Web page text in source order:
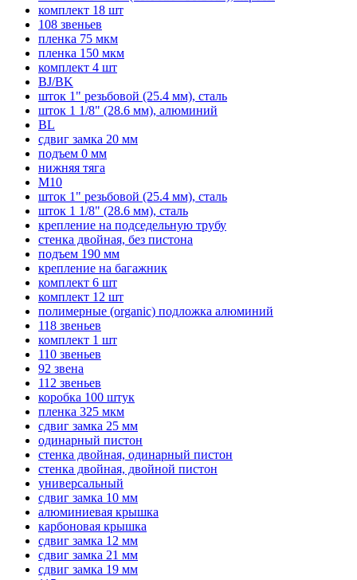
комплект 18 шт
108 звеньев
пленка 75 мкм
пленка 150 мкм
комплект 4 шт
BJ/BK
шток 1" резьбовой (25.4 мм), сталь
шток 1 1/8" (28.6 мм), алюминий
BL
сдвиг замка 20 мм
подъем 0 мм
нижняя тяга
M10
шток 1" резьбовой (25.4 мм), сталь
шток 1 1/8" (28.6 мм), сталь
крепление на подседельную трубу
стенка двойная, без пистона
подъем 190 мм
крепление на багажник
комплект 6 шт
комплект 12 шт
полимерные (organic) подложка алюминий
118 звеньев
комплект 1 шт
110 звеньев
92 звена
112 звеньев
коробка 100 штук
пленка 325 мкм
сдвиг замка 25 мм
одинарный пистон
стенка двойная, одинарный пистон
стенка двойная, двойной пистон
универсальный
сдвиг замка 10 мм
алюминиевая крышка
карбоновая крышка
сдвиг замка 12 мм
сдвиг замка 21 мм
сдвиг замка 19 мм